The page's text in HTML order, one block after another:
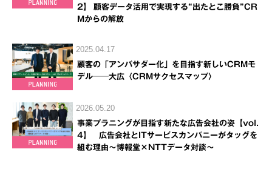
2】 顧客データ活用で実現する“出たとこ勝負”CR
Mからの解放
2025.04.17
顧客の「アンバサダー化」を目指す新しいCRMモ
デル──大広〈CRMサクセスマップ〉
2026.05.20
事業プラニングが目指す新たな広告会社の姿【vol.
4】 広告会社とITサービスカンパニーがタッグを
組む理由～博報堂×NTTデータ対談～